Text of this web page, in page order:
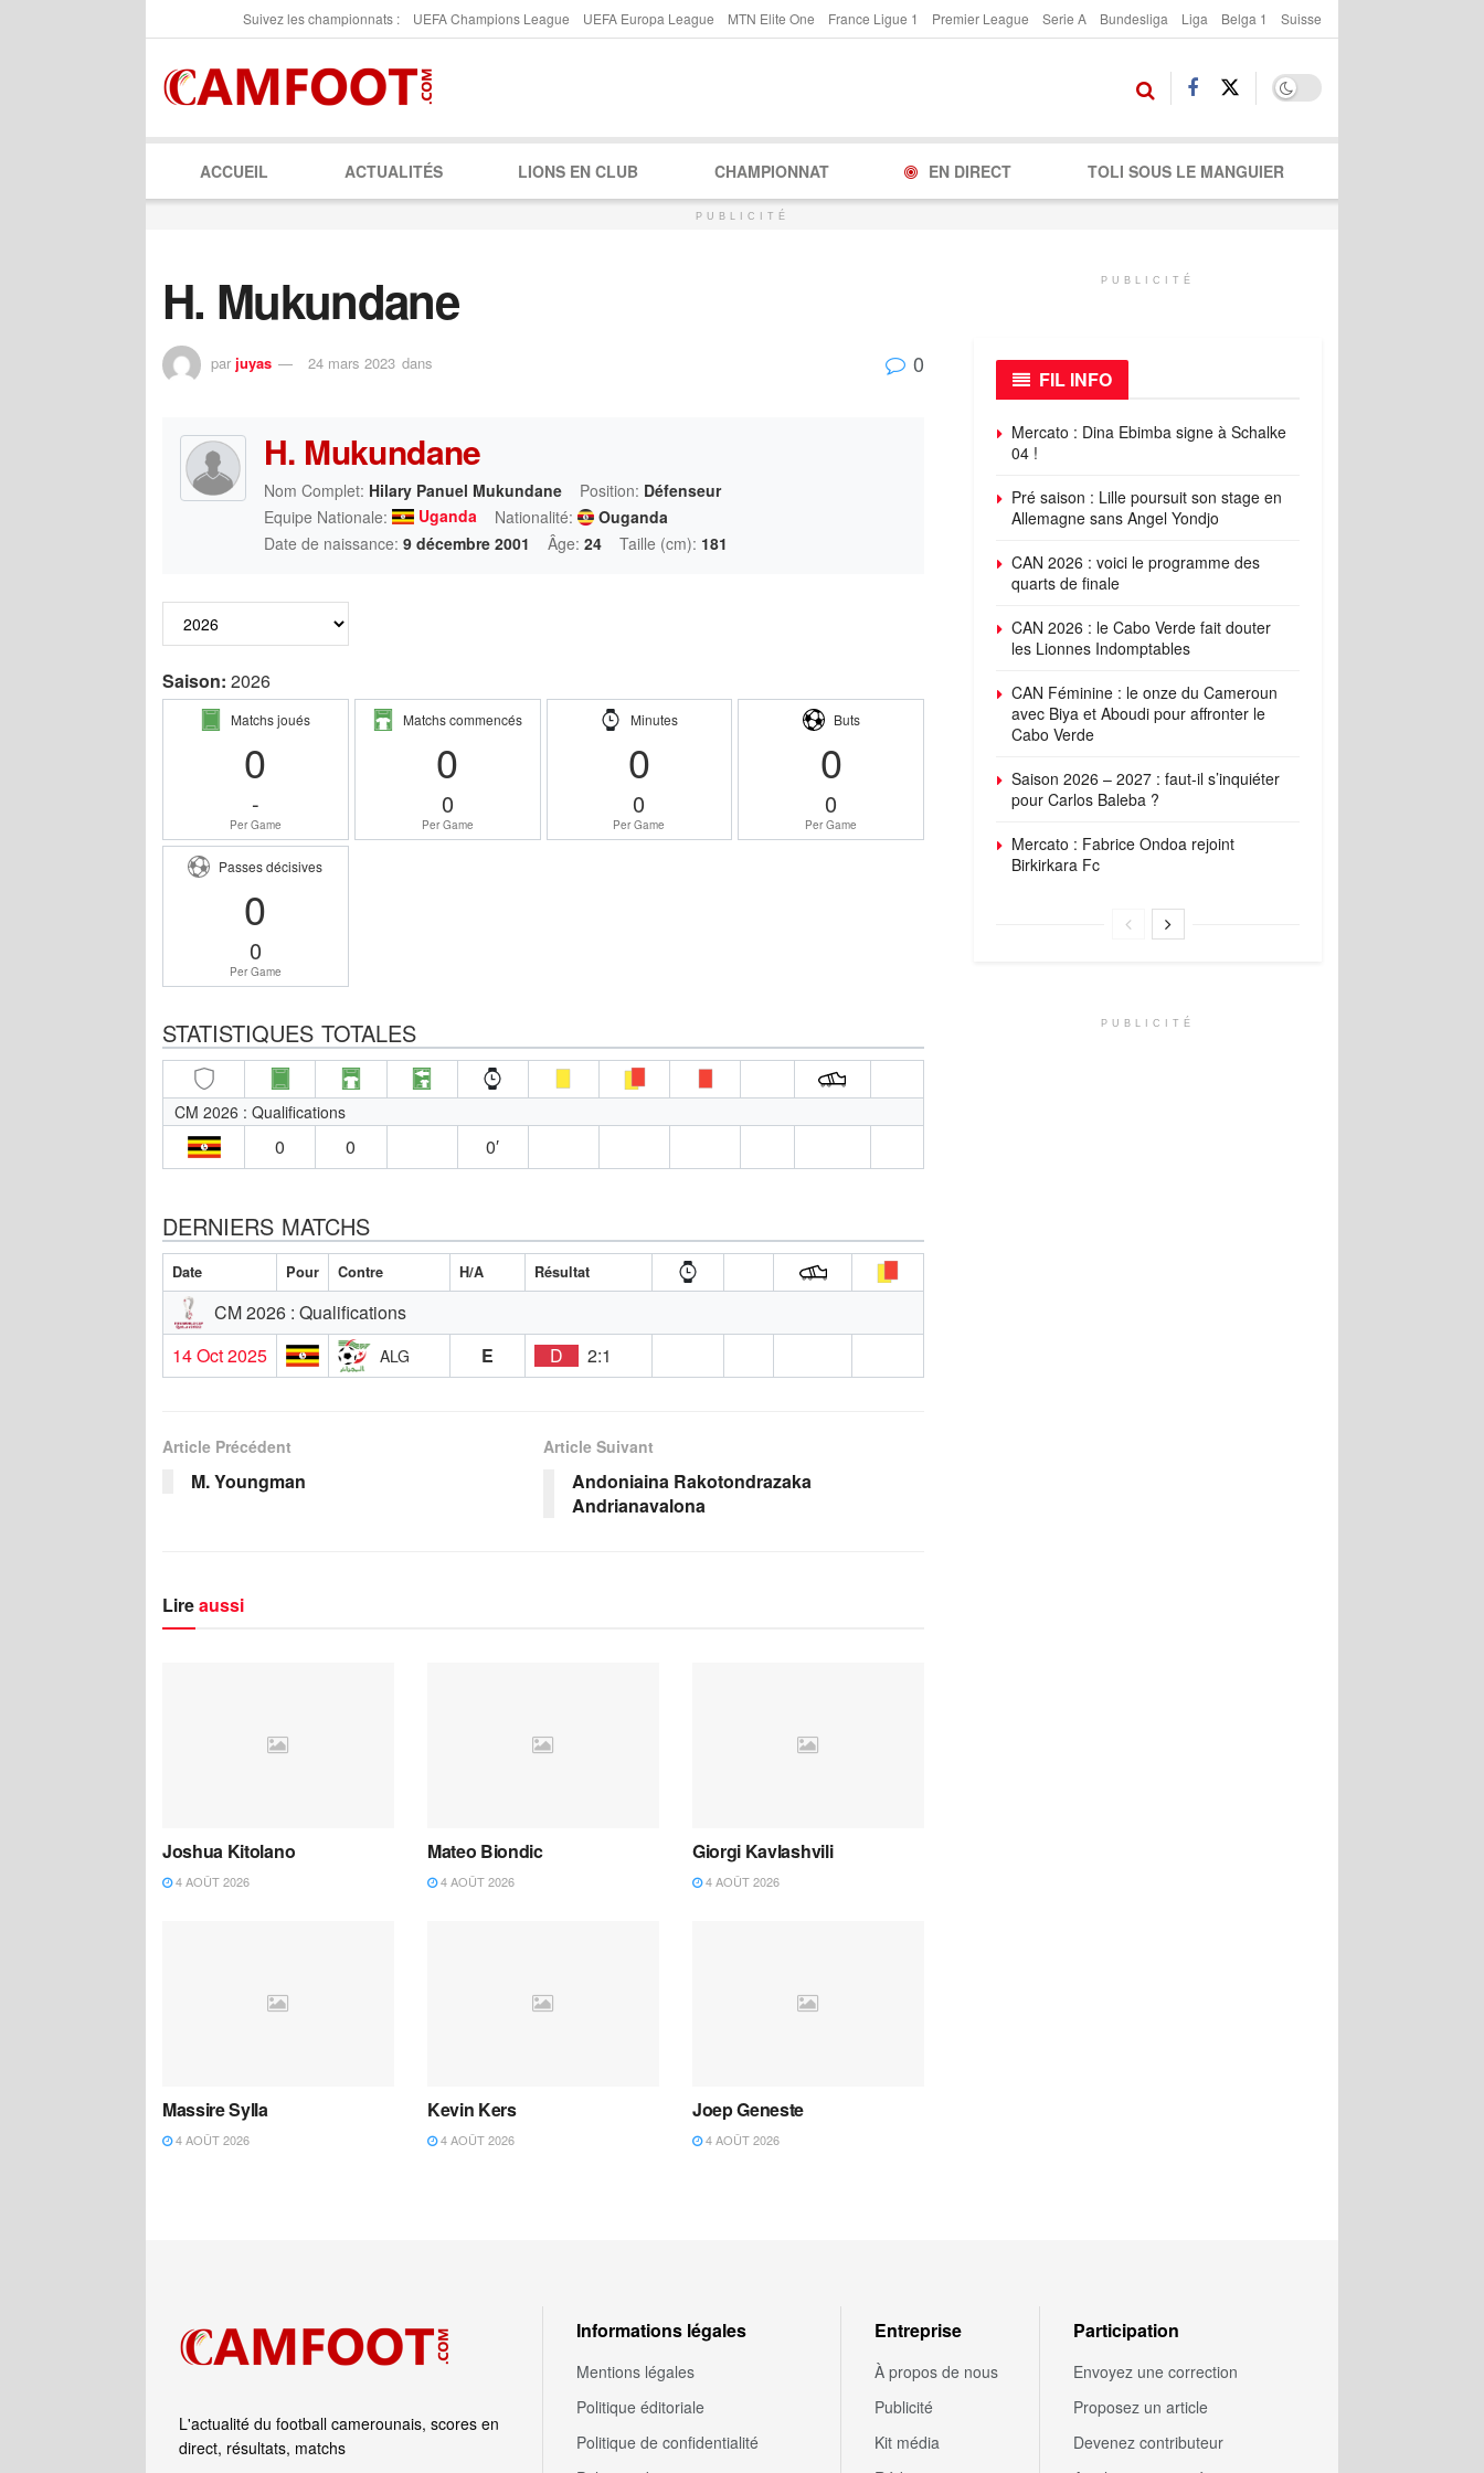
Suivez les championnats : UEFA Champions League UEFA Europa League MTN Elite One France Ligue 1 Premier League Serie A Bundesliga Liga Belga 1 Suisse
ACCUEIL ACTUALITÉS LIONS EN CLUB CHAMPIONNAT EN DIRECT TOLI SOUS LE MANGUIER
PUBLICITÉ
H. Mukundane
par juyas 24 mars 2023 dans 0
H. Mukundane
Nom Complet: Hilary Panuel Mukundane Position: Défenseur
Equipe Nationale:
Uganda Nationalité:
Ouganda
Date de naissance: 9 décembre 2001 Âge: 24 Taille (cm): 181
Saison: 2026
Matchs joués
0
-
Per Game
Matchs commencés
0
0
Per Game
Minutes
0
0
Per Game
Buts
0
0
Per Game
Passes décisives
0
0
Per Game
STATISTIQUES TOTALES
CM 2026 : Qualifications
0 0 0′
DERNIERS MATCHS
Date Pour Contre H/A Résultat
CM 2026 : Qualifications
14 Oct 2025
ALG E D 2:1
Article Précédent
M. Youngman
Article Suivant
Andoniaina Rakotondrazaka
Andrianavalona
Lireaussi
Joshua Kitolano
4 AOÛT 2026
Mateo Biondic
4 AOÛT 2026
Giorgi Kavlashvili
4 AOÛT 2026
Massire Sylla
4 AOÛT 2026
Kevin Kers
4 AOÛT 2026
Joep Geneste
4 AOÛT 2026
PUBLICITÉ
FIL INFO
Mercato : Dina Ebimba signe à Schalke
04 !
Pré saison : Lille poursuit son stage en
Allemagne sans Angel Yondjo
CAN 2026 : voici le programme des
quarts de finale
CAN 2026 : le Cabo Verde fait douter
les Lionnes Indomptables
CAN Féminine : le onze du Cameroun
avec Biya et Aboudi pour affronter le
Cabo Verde
Saison 2026 – 2027 : faut-il s’inquiéter
pour Carlos Baleba ?
Mercato : Fabrice Ondoa rejoint
Birkirkara Fc
PUBLICITÉ
L'actualité du football camerounais, scores en
direct, résultats, matchs
Informations légales
Mentions légales
Politique éditoriale
Politique de confidentialité
Entreprise
À propos de nous
Publicité
Kit média
Participation
Envoyez une correction
Proposez un article
Devenez contributeur